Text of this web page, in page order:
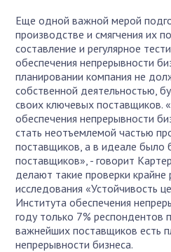
Еще одной важной мерой
производстве и смягчения их
составление и регулярное
обеспечения непрерывности
планировании компания не
собственной деятельностью,
своих ключевых поставщиков.
обеспечения непрерывности
стать неотъемлемой частью
поставщиков, а в идеале было
поставщиков», - говорит
делают такие проверки
исследования «Устойчивость
Института обеспечения
году только 7% респондентов
важнейших поставщиков есть
непрерывности бизнеса.